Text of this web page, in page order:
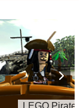
LEGO